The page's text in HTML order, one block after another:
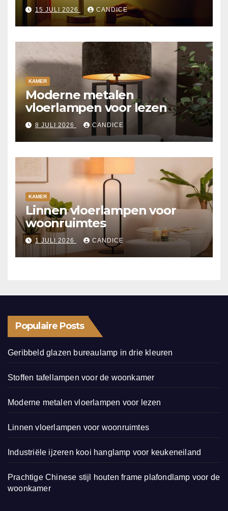
15 JULI 2026 CANDICE
KAMER
Moderne metalen
vloerlampen voor lezen
8 JULI 2026 CANDICE
KAMER
Linnen vloerlampen voor
woonruimtes
1 JULI 2026 CANDICE
Populaire Posts
Geribbeld glazen bureaulamp in drie kleuren
Stoffen tafellampen voor de woonkamer
Moderne metalen vloerlampen voor lezen
Linnen vloerlampen voor woonruimtes
Industriële ijzeren kooi hanglamp voor keukeneiland
Prachtige Chinese stijl houten frame plafondlamp voor de
woonkamer